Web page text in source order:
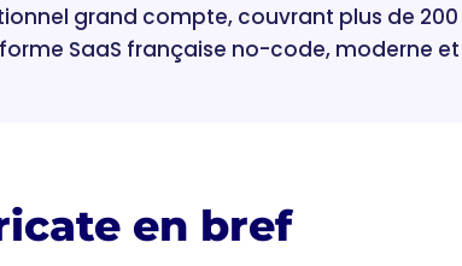
grand compte, couvrant plus de
SaaS française no-code, moderne
en bref